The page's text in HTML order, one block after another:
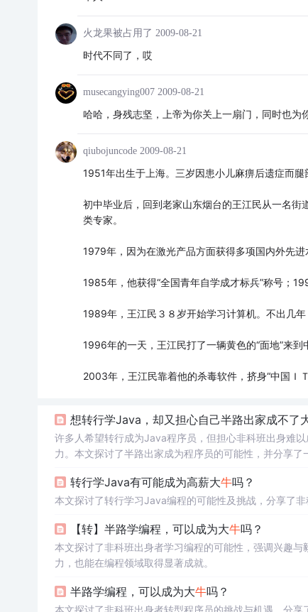
火龙果被占用了 2009-08-21
时代不同了，哎
musecangying007 2009-08-21
哈哈，身残志坚，上帝为你关上一扇门，同时也为
qiubojuncode 2009-08-21
1951年出生于上海。三岁因患小儿麻痹后遗症而
初中毕业后，回到老家山东烟台的王江民从一名
类专家。
1979年，因为在激光产品方面获得多项国内外先
1985年，他获得“全国青年自学成才标兵”称号；
1989年，王江民３８岁开始学习计算机。不出几年
1996年的一天，王江民打了一辆黄色的“面地”来到
2003年，王江民靠着他的杀毒软件，挤身“中国Ｉ
想转行学Java，却又担心自己半路出家成不了
许多人希望转行成为Java程序员，但担心非科班出身难
力。本文探讨了半路出家成为程序员的可能性，并分享了
转行学Java有可能成为高薪大牛吗？
本文探讨了转行学习Java编程的可能性及挑战，分享了
【转】半路学编程，可以成为大牛吗？
本文探讨了非科班出身者学习编程的可能性，强调兴趣
力，也能在编程领域取得显著成就。
半路学编程，可以成为大牛吗？
本文探讨了非科班出身者转型程序员的挑战与机遇，分